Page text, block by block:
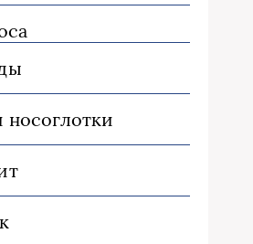
носоглотки